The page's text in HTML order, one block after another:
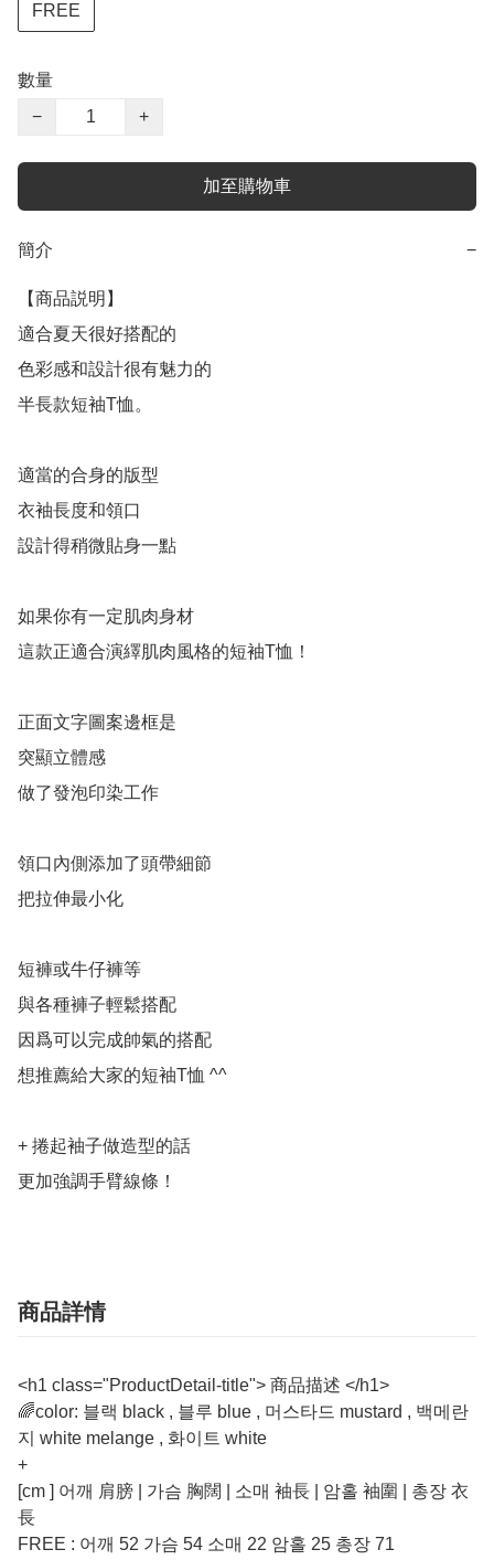
FREE
數量
−
+
加至購物車
簡介 −
【商品説明】
適合夏天很好搭配的
色彩感和設計很有魅力的
半長款短袖T恤。
適當的合身的版型
衣袖長度和領口
設計得稍微貼身一點
如果你有一定肌肉身材
這款正適合演繹肌肉風格的短袖T恤！
正面文字圖案邊框是
突顯立體感
做了發泡印染工作
領口內側添加了頭帶細節
把拉伸最小化
短褲或牛仔褲等
與各種褲子輕鬆搭配
因爲可以完成帥氣的搭配
想推薦給大家的短袖T恤 ^^
+ 捲起袖子做造型的話
更加強調手臂線條！
商品詳情
<h1 class="ProductDetail-title"> 商品描述 </h1>
🌈color: 블랙 black , 블루 blue , 머스타드 mustard , 백메란
지 white melange , 화이트 white
+
[cm ] 어깨 肩膀 | 가슴 胸闊 | 소매 袖長 | 암홀 袖圍 | 총장 衣
長
FREE : 어깨 52 가슴 54 소매 22 암홀 25 총장 71